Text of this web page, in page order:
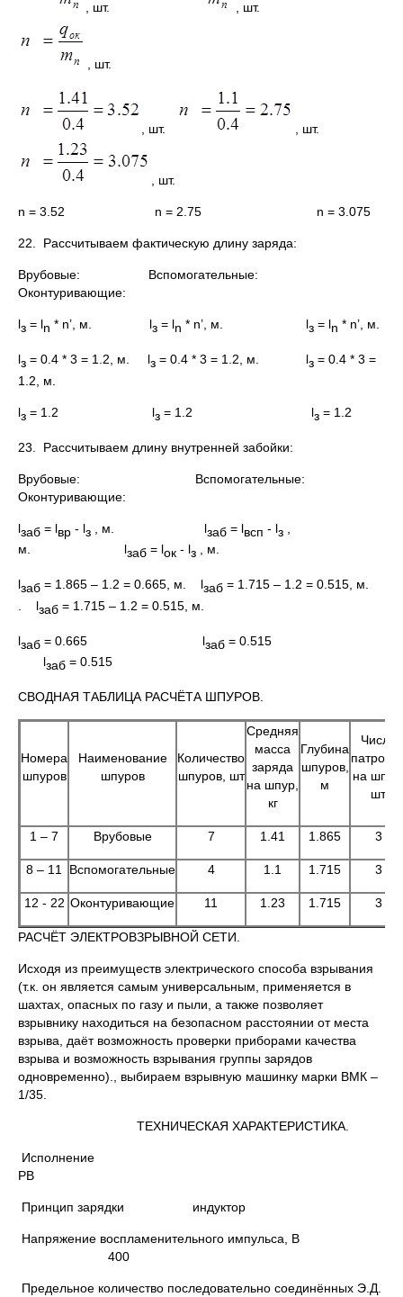
, шт. , шт.
, шт.
, шт. , шт.
, шт.
n = 3.52 n = 2.75 n = 3.075
22. Рассчитываем фактическую длину заряда:
Врубовые: Вспомогательные:
Оконтуривающие:
lз = ln * n’, м. lз = ln * n’, м. lз = ln * n’, м.
lз = 0.4 * 3 = 1.2, м. lз = 0.4 * 3 = 1.2, м. lз = 0.4 * 3 =
1.2, м.
lз = 1.2 lз = 1.2 lз = 1.2
23. Рассчитываем длину внутренней забойки:
Врубовые: Вспомогательные:
Оконтуривающие:
lзаб = lвр - lз , м. lзаб = lвсп - lз
м. lзаб = lок - lз , м.
lзаб = 1.865 – 1.2 = 0.665, м. lзаб = 1.715 – 1.2 = 0.515, м.
. lзаб = 1.715 – 1.2 = 0.515, м.
lзаб = 0.665 lзаб = 0.515
lзаб = 0.515
СВОДНАЯ ТАБЛИЦА РАСЧЁТА ШПУРОВ.
Номера
шпуров
Наименование
шпуров
Количество
шпуров, шт
Средняя
масса
заряда
на шпур,
кг
Глубина
шпуров,
м
Число
на
шт
1 – 7 Врубовые 7 1.41 1.865 3
8 – 11 Вспомогательные 4 1.1 1.715 3
12 - 22 Оконтуривающие 11 1.23 1.715 3
РАСЧЁТ ЭЛЕКТРОВЗРЫВНОЙ СЕТИ.
Исходя из преимуществ электрического способа взрывания
(т.к. он является самым универсальным, применяется в
шахтах, опасных по газу и пыли, а также позволяет
взрывнику находиться на безопасном расстоянии от места
взрыва, даёт возможность проверки приборами качества
взрыва и возможность взрывания группы зарядов
одновременно)., выбираем взрывную машинку марки ВМК –
1/35.
ТЕХНИЧЕСКАЯ ХАРАКТЕРИСТИКА.
Исполнение
РВ
Принцип зарядки индуктор
Напряжение воспламенительного импульса, В
400
Предельное количество последовательно соединённых Э.Д.